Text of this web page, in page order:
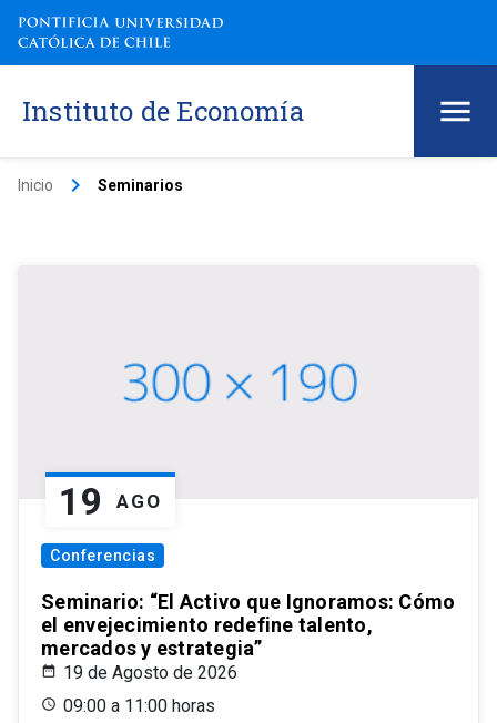
Instituto de Economía
Inicio keyboard_arrow_right Seminarios
19 AGO
Conferencias
Seminario: “El Activo que Ignoramos: Cómo
el envejecimiento redefine talento,
mercados y estrategia”
19 de Agosto de 2026
09:00 a 11:00 horas